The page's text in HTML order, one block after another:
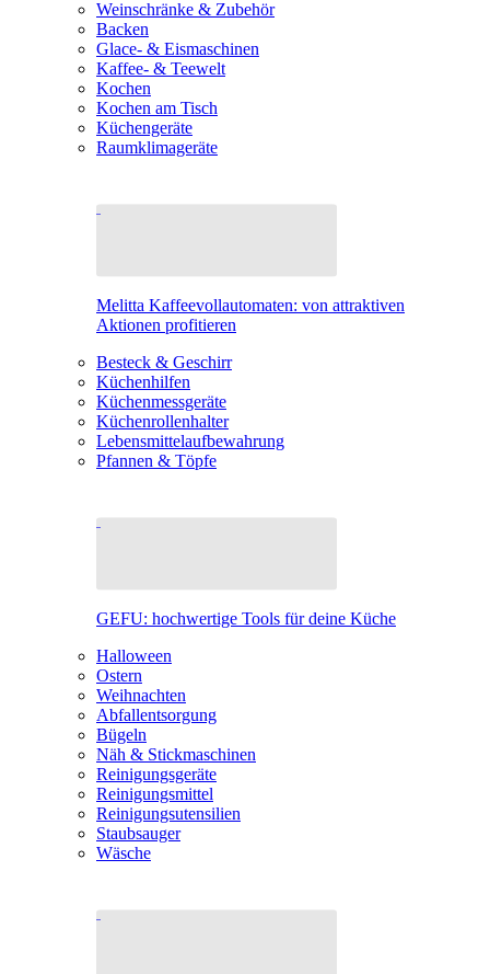
Weinschränke & Zubehör
Backen
Glace- & Eismaschinen
Kaffee- & Teewelt
Kochen
Kochen am Tisch
Küchengeräte
Raumklimageräte
Melitta Kaffeevollautomaten: von attraktiven
Aktionen profitieren
Besteck & Geschirr
Küchenhilfen
Küchenmessgeräte
Küchenrollenhalter
Lebensmittelaufbewahrung
Pfannen & Töpfe
GEFU: hochwertige Tools für deine Küche
Halloween
Ostern
Weihnachten
Abfallentsorgung
Bügeln
Näh & Stickmaschinen
Reinigungsgeräte
Reinigungsmittel
Reinigungsutensilien
Staubsauger
Wäsche